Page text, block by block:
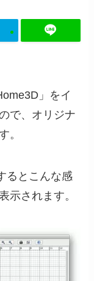
」をイ
で、オリジナ
。
るとこんな感
示されます。